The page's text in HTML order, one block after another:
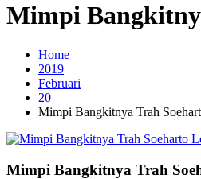
Mimpi
Home
2019
Februari
20
Mimpi Bangkitnya Trah
Mimpi Bangkitnya Trah